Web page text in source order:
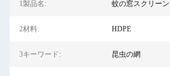
1製品名: 蚊の窓スクリーン
2材料: HDPE
3キーワード: 昆虫の網